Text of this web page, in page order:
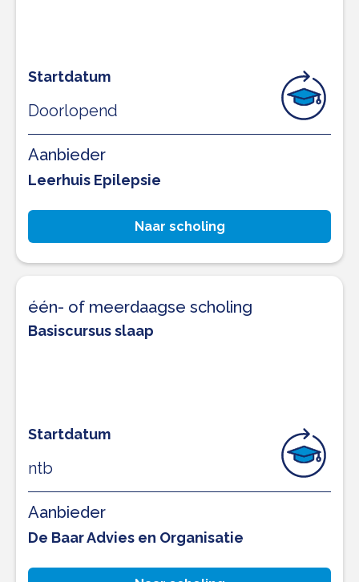
Startdatum
Doorlopend
Aanbieder
Leerhuis Epilepsie
Naar scholing
één- of meerdaagse scholing
Basiscursus slaap
Startdatum
ntb
Aanbieder
De Baar Advies en Organisatie